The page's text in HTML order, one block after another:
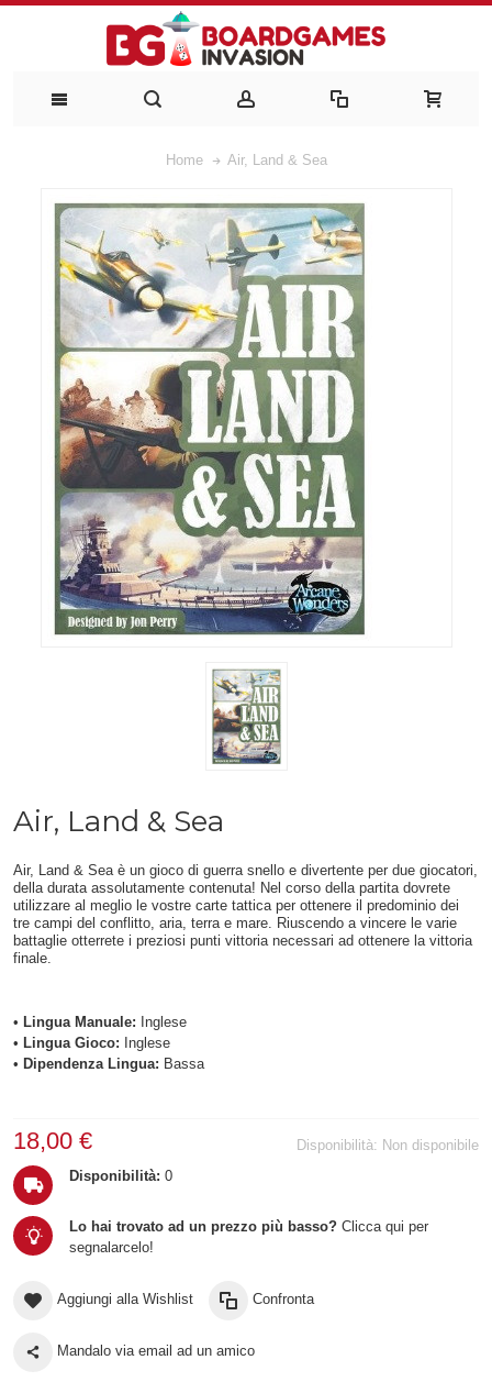
Home Air, Land & Sea
Air, Land & Sea
Air, Land & Sea è un gioco di guerra snello e divertente per due giocatori,
della durata assolutamente contenuta! Nel corso della partita dovrete
utilizzare al meglio le vostre carte tattica per ottenere il predominio dei
tre campi del conflitto, aria, terra e mare. Riuscendo a vincere le varie
battaglie otterrete i preziosi punti vittoria necessari ad ottenere la vittoria
finale.
• Lingua Manuale: Inglese
• Lingua Gioco: Inglese
• Dipendenza Lingua: Bassa
Disponibilità: Non disponibile
18,00 €
Disponibilità: 0
Lo hai trovato ad un prezzo più basso? Clicca qui per
segnalarcelo!
Aggiungi alla Wishlist Confronta
Mandalo via email ad un amico